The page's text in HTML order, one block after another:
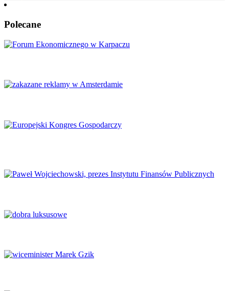
Polecane